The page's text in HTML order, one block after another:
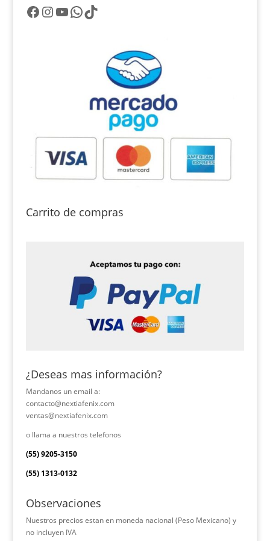
Facebook
Instagram
YouTube
WhatsApp
TikTok
Carrito de compras
¿Deseas mas información?
Mandanos un email a:
contacto@nextiafenix.com
ventas@nextiafenix.com
o llama a nuestros telefonos
(55) 9205-3150
(55) 1313-0132
Observaciones
Nuestros precios estan en moneda nacional (Peso Mexicano) y
no incluyen IVA